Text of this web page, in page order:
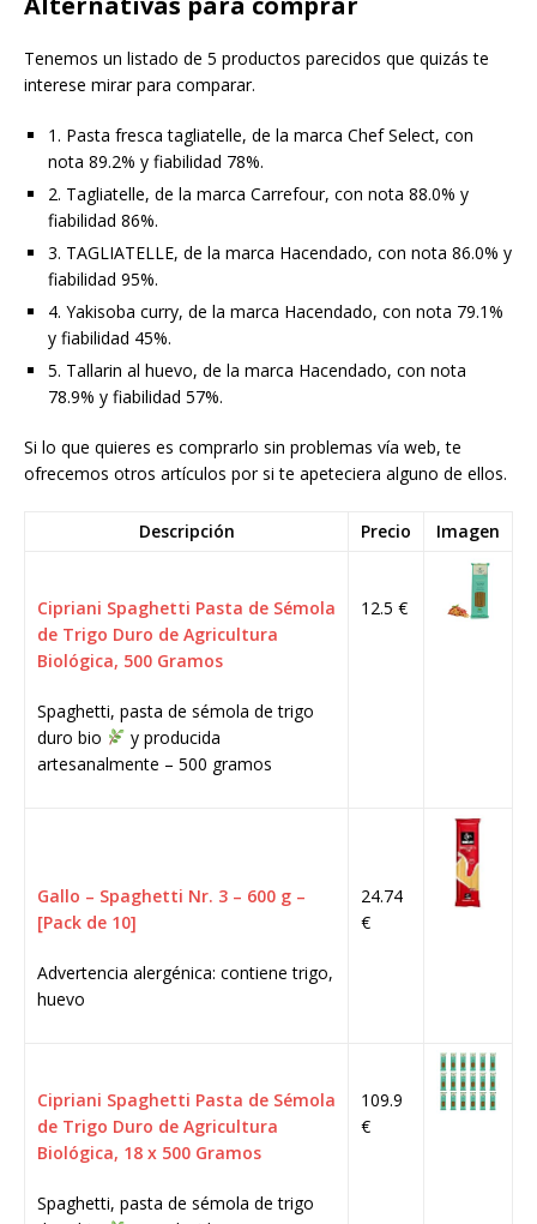
Tenemos un listado de 5 productos parecidos que quizás te
interese mirar para comparar.
1. Pasta fresca tagliatelle, de la marca Chef Select, con
nota 89.2% y fiabilidad 78%.
2. Tagliatelle, de la marca Carrefour, con nota 88.0% y
fiabilidad 86%.
3. TAGLIATELLE, de la marca Hacendado, con nota 86.0% y
fiabilidad 95%.
4. Yakisoba curry, de la marca Hacendado, con nota 79.1%
y fiabilidad 45%.
5. Tallarin al huevo, de la marca Hacendado, con nota
78.9% y fiabilidad 57%.
Si lo que quieres es comprarlo sin problemas vía web, te
ofrecemos otros artículos por si te apeteciera alguno de ellos.
Descripción Precio Imagen
Cipriani Spaghetti Pasta de Sémola
de Trigo Duro de Agricultura
Biológica, 500 Gramos
Spaghetti, pasta de sémola de trigo
duro bio
y producida
artesanalmente – 500 gramos
12.5 €
Gallo – Spaghetti Nr. 3 – 600 g –
[Pack de 10]
Advertencia alergénica: contiene trigo,
huevo
24.74
€
Cipriani Spaghetti Pasta de Sémola
de Trigo Duro de Agricultura
Biológica, 18 x 500 Gramos
Spaghetti, pasta de sémola de trigo
109.9
€